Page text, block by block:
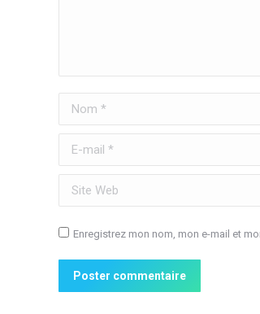
Nom *
E-mail *
Site Web
Enregistrez mon nom, mon e-mail et
Poster commentaire